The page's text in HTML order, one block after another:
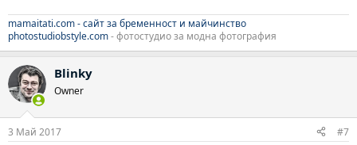
mamaitati.com - сайт за бременност и майчинство
photostudiobstyle.com- фотостудио за модна фотография
Blinky
Owner
3 Май 2017 #7